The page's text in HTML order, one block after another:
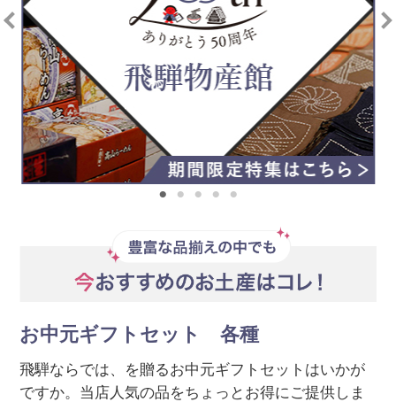
お中元ギフトセット 各種
飛騨ならでは、を贈るお中元ギフトセットはいかが
ですか。当店人気の品をちょっとお得にご提供しま